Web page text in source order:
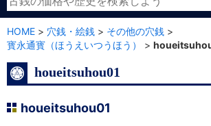
HOME > 穴銭・絵銭 > その他の穴銭 >
寳永通寳（ほうえいつうほう）
>
houeitsuhou01
houeitsuhou01